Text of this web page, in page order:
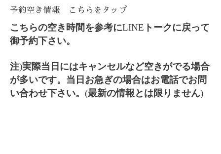
予約空き情報 こちらをタップ
こちらの空き時間を参考にLINE トークに戻って
御予約下さい。
注)実際当日にはキャンセルなど空きがでる場合
が多いです。当日お急ぎの場合はお電話でお問
い合わせ下さい。 (最新の情報とは限りません)